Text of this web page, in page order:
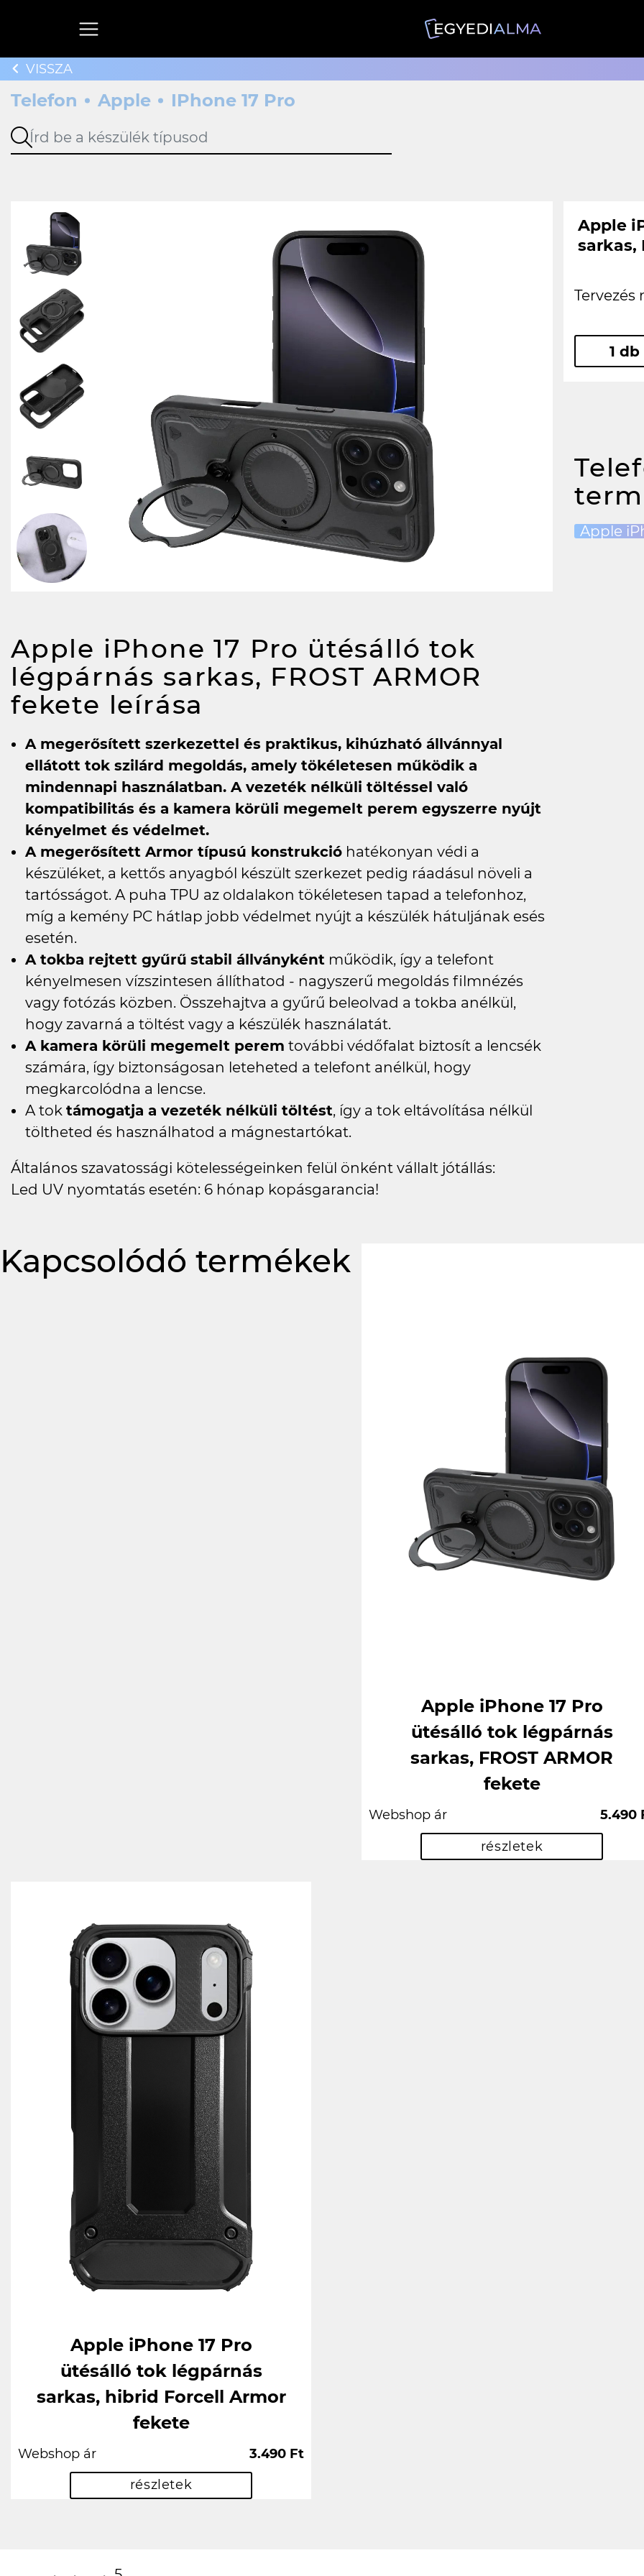
VISSZA
Telefon Apple IPhone 17 Pro
Apple iPhone 17 Pro ütésálló tok
légpárnás sarkas, FROST ARMOR
fekete leírása
A megerősített szerkezettel és praktikus, kihúzható állvánnyal
ellátott tok szilárd megoldás, amely tökéletesen működik a
mindennapi használatban. A vezeték nélküli töltéssel való
kompatibilitás és a kamera körüli megemelt perem egyszerre nyújt
kényelmet és védelmet.
A megerősített Armor típusú konstrukció hatékonyan védi a
készüléket, a kettős anyagból készült szerkezet pedig ráadásul növeli a
tartósságot. A puha TPU az oldalakon tökéletesen tapad a telefonhoz,
míg a kemény PC hátlap jobb védelmet nyújt a készülék hátuljának esés
esetén.
A tokba rejtett gyűrű stabil állványként működik, így a telefont
kényelmesen vízszintesen állíthatod - nagyszerű megoldás filmnézés
vagy fotózás közben. Összehajtva a gyűrű beleolvad a tokba anélkül,
hogy zavarná a töltést vagy a készülék használatát.
A kamera körüli megemelt perem további védőfalat biztosít a lencsék
számára, így biztonságosan leteheted a telefont anélkül, hogy
megkarcolódna a lencse.
A tok támogatja a vezeték nélküli töltést, így a tok eltávolítása nélkül
töltheted és használhatod a mágnestartókat.
Általános szavatossági kötelességeinken felül önként vállalt jótállás:
Led UV nyomtatás esetén: 6 hónap kopásgarancia!
Apple
sarkas,
Tervezés
1 db
Apple
Kapcsolódó termékek
Apple iPhone 17 Pro
ütésálló tok légpárnás
sarkas, FROST ARMOR
fekete
Webshop ár
5.490
részletek
Apple iPhone 17 Pro
ütésálló tok légpárnás
sarkas, hibrid Forcell Armor
fekete
Webshop ár
3.490 Ft
részletek